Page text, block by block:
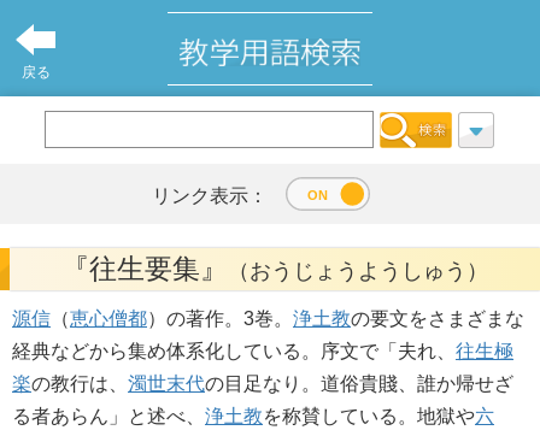
戻る
リンク表示：
『往生要集』 （おうじょうようしゅう）
源信 （恵心僧都）の著作。3巻。 浄土教の要文をさまざまな
経典などから集め体系化している。序文で「夫れ、 往生極
楽の教行は、 濁世末代の目足なり。道俗貴賤、誰か帰せざ
る者あらん」と述べ、 浄土教を称賛している。地獄や六